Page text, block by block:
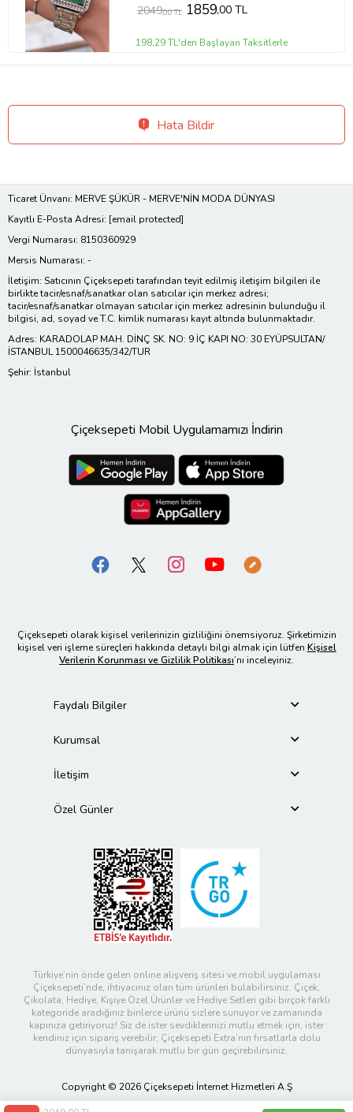
2049,00 TL 1859,00 TL
198,29 TL'den Başlayan Taksitlerle
Hata Bildir
Ticaret Ünvanı: MERVE ŞÜKÜR - MERVE'NİN MODA DÜNYASI
Kayıtlı E-Posta Adresi: [email protected]
Vergi Numarası: 8150360929
Mersis Numarası: -
İletişim: Satıcının Çiçeksepeti tarafından teyit edilmiş iletişim bilgileri ile
birlikte tacir/esnaf/sanatkar olan satıcılar için merkez adresi;
tacir/esnaf/sanatkar olmayan satıcılar için merkez adresinin bulunduğu il
bilgisi, ad, soyad ve T.C. kimlik numarası kayıt altında bulunmaktadır.
Adres: KARADOLAP MAH. DİNÇ SK. NO: 9 İÇ KAPI NO: 30 EYÜPSULTAN/
İSTANBUL 1500046635/342/TUR
Şehir: İstanbul
Çiçeksepeti Mobil Uygulamamızı İndirin
Çiçeksepeti olarak kişisel verilerinizin gizliliğini önemsiyoruz. Şirketimizin
kişisel veri işleme süreçleri hakkında detaylı bilgi almak için lütfen Kişisel
Verilerin Korunması ve Gizlilik Politikası’nı inceleyiniz.
Faydalı Bilgiler
Kurumsal
İletişim
Özel Günler
Türkiye’nin önde gelen online alışveriş sitesi ve mobil uygulaması
Çiçeksepeti’nde, ihtiyacınız olan tüm ürünleri bulabilirsiniz. Çiçek,
Çikolata, Hediye, Kişiye Özel Ürünler ve Hediye Setleri gibi birçok farklı
kategoride aradığınız binlerce ürünü sizlere sunuyor ve zamanında
kapınıza getiriyoruz! Siz de ister sevdiklerinizi mutlu etmek için, ister
kendiniz için sipariş verebilir; Çiçeksepeti Extra’nın fırsatlarla dolu
dünyasıyla tanışarak mutlu bir gün geçirebilirsiniz.
Copyright © 2026 Çiçeksepeti İnternet Hizmetleri A.Ş